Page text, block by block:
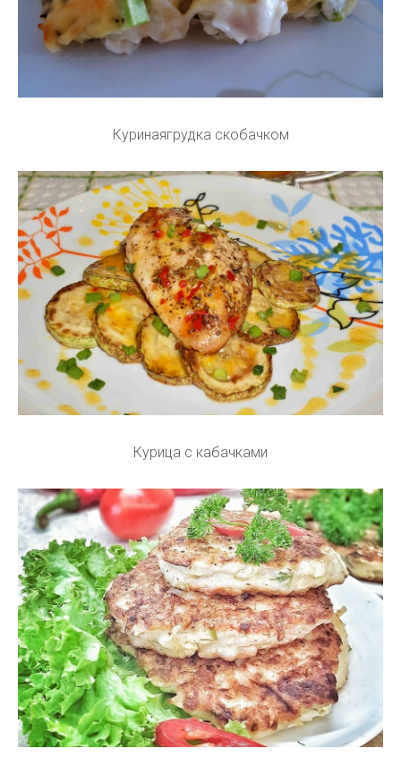
Куринаягрудка скобачком
Курица с кабачками